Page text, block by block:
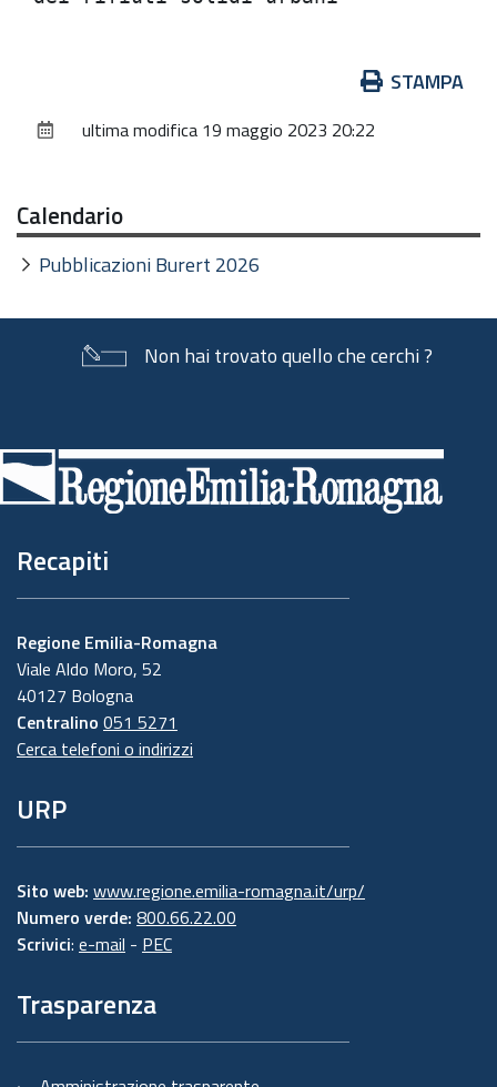
documento
STAMPA
ultima modifica 19 maggio 2023 20:22
Calendario
Pubblicazioni Burert 2026
Non hai trovato quello che cerchi ?
di
pagina
Recapiti
Regione Emilia-Romagna
Viale Aldo Moro, 52
40127 Bologna
Centralino 051 5271
Cerca telefoni o indirizzi
URP
Sito web: www.regione.emilia-romagna.it/urp/
Numero verde: 800.66.22.00
Scrivici: e-mail - PEC
Trasparenza